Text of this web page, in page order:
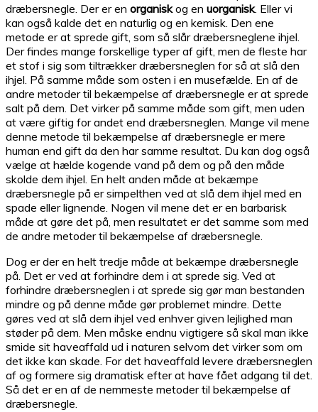
dræbersnegle. Der er en organiskog en uorganisk. Eller vi
kan også kalde det en naturlig og en kemisk. Den ene
metode er at sprede gift, som så slår dræbersneglene ihjel.
Der findes mange forskellige typer af gift, men de fleste har
et stof i sig som tiltrækker dræbersneglen for så at slå den
ihjel. På samme måde som osten i en musefælde. En af de
andre metoder til bekæmpelse af dræbersnegle er at sprede
salt på dem. Det virker på samme måde som gift, men uden
at være giftig for andet end dræbersneglen. Mange vil mene
denne metode til bekæmpelse af dræbersnegle er mere
human end gift da den har samme resultat. Du kan dog også
vælge at hælde kogende vand på dem og på den måde
skolde dem ihjel. En helt anden måde at bekæmpe
dræbersnegle på er simpelthen ved at slå dem ihjel med en
spade eller lignende. Nogen vil mene det er en barbarisk
måde at gøre det på, men resultatet er det samme som med
de andre metoder til bekæmpelse af dræbersnegle.
Dog er der en helt tredje måde at bekæmpe dræbersnegle
på. Det er ved at forhindre dem i at sprede sig. Ved at
forhindre dræbersneglen i at sprede sig gør man bestanden
mindre og på denne måde gør problemet mindre. Dette
gøres ved at slå dem ihjel ved enhver given lejlighed man
støder på dem. Men måske endnu vigtigere så skal man ikke
smide sit haveaffald ud i naturen selvom det virker som om
det ikke kan skade. For det haveaffald levere dræbersneglen
af og formere sig dramatisk efter at have fået adgang til det.
Så det er en af de nemmeste metoder til bekæmpelse af
dræbersnegle.